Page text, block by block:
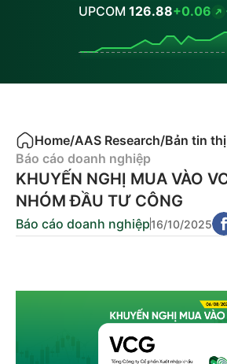
UPCOM 126.88+0.06
Home/AAS Research/Bản tin
Báo cáo doanh nghiệp
KHUYẾN NGHỊ MUA VÀO
NHÓM ĐẦU TƯ CÔNG
Báo cáo doanh nghiệp16/10/2025